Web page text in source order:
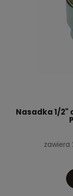
Nasadka 1/2"
zawiera